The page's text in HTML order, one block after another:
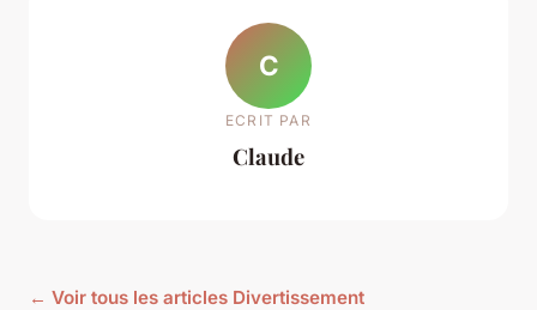
C
ECRIT PAR
Claude
← Voir tous les articles Divertissement